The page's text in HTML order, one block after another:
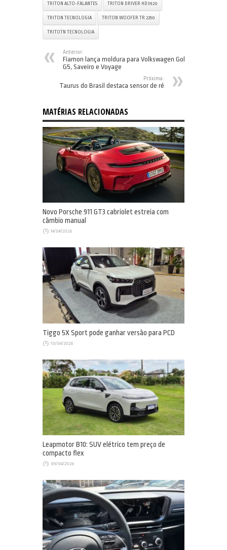
TRITON ALTO-FALANTES TRITON DRIVER HD3920
TRITON TECNOLOGIA TRITON WOOFER TR 2250
TRITOTN TECNOLOGIA
Anterior:
Fiamon lança moldura para Volkswagen Gol
G5, Saveiro e Voyage
Próxima:
Taurus do Brasil destaca sensor de ré
MATÉRIAS RELACIONADAS
Novo Porsche 911 GT3 cabriolet estreia com
câmbio manual
14/04/2026
Tiggo 5X Sport pode ganhar versão para PCD
10/04/2026
Leapmotor B10: SUV elétrico tem preço de
compacto flex
09/04/2026